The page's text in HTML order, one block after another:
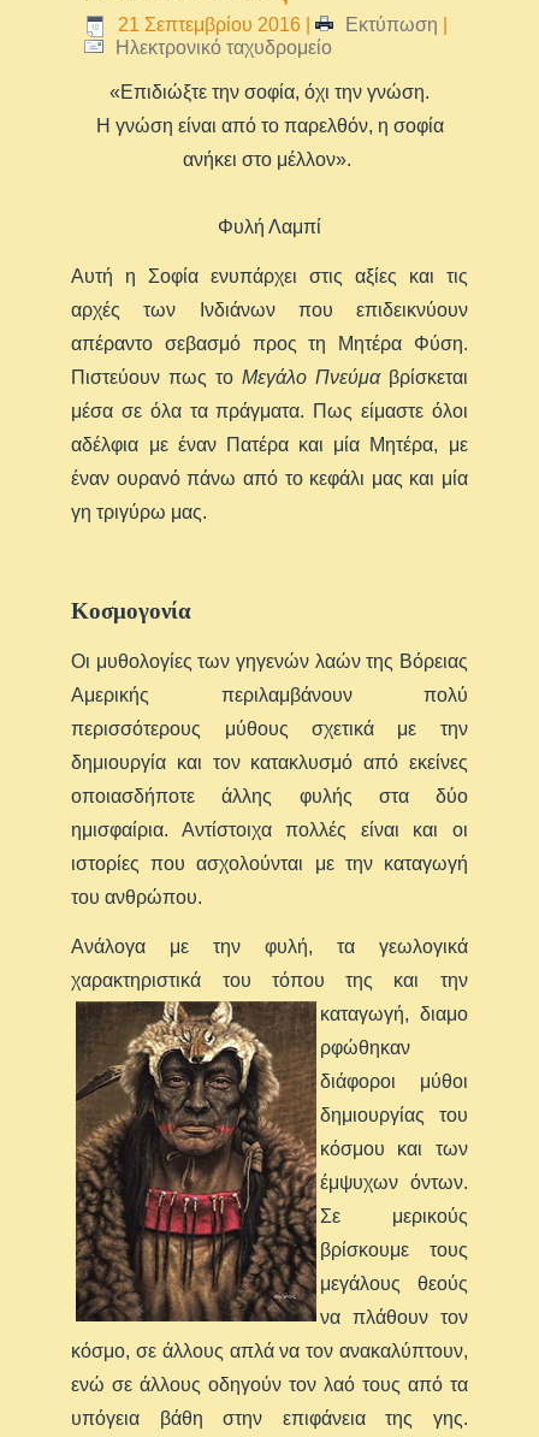
21 Σεπτεμβρίου 2016 | Εκτύπωση
Ηλεκτρονικό ταχυδρομείο
«Επιδιώξτε την σοφία, όχι την γνώση.
Η γνώση είναι από το παρελθόν, η σοφία
ανήκει στο μέλλον».
Φυλή Λαμπί
Αυτή η Σοφία ενυπάρχει στις αξίες και τις
αρχές των Ινδιάνων που επιδεικνύουν
απέραντο σεβασμό προς τη Μητέρα Φύση.
Πιστεύουν πως το Μεγάλο Πνεύμαβρίσκεται
μέσα σε όλα τα πράγματα. Πως είμαστε όλοι
αδέλφια με έναν Πατέρα και μία Μητέρα, με
έναν ουρανό πάνω από το κεφάλι μας και μία
γη τριγύρω μας.
Κοσμογονία
Οι μυθολογίες των γηγενών λαών της Βόρειας
Αμερικής περιλαμβάνουν πολύ
περισσότερους μύθους σχετικά με την
δημιουργία και τον κατακλυσμό από εκείνες
οποιασδήποτε άλλης φυλής στα δύο
ημισφαίρια. Αντίστοιχα πολλές είναι και οι
ιστορίες που ασχολούνται με την καταγωγή
του ανθρώπου.
Ανάλογα με την φυλή, τα γεωλογικά
χαρακτηριστικά του τόπου της και την
καταγωγή, διαμο
ρφώθηκαν
διάφοροι μύθοι
δημιουργίας του
κόσμου και των
έμψυχων όντων.
Σε μερικούς
βρίσκουμε τους
μεγάλους θεούς
να πλάθουν τον
κόσμο, σε άλλους απλά να τον ανακαλύπτουν,
ενώ σε άλλους οδηγούν τον λαό τους από τα
υπόγεια βάθη στην επιφάνεια της γης.